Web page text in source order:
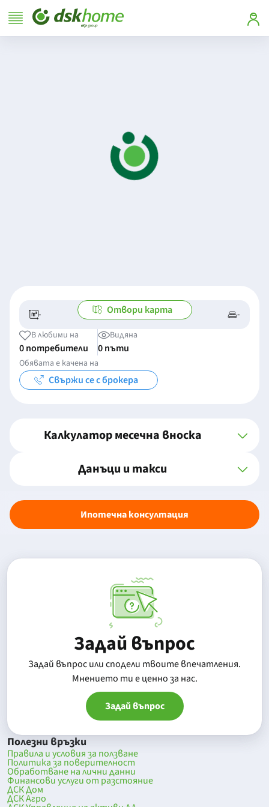
- -/- -
Отвори карта
В любими на
0 потребители
Видяна
0 пъти
Обявата е качена на
Свържи се с брокера
Калкулатор месечна вноска
Данъци и такси
Ипотечна консултация
Задай въпрос
Задай въпрос или сподели твоите впечатления.
Mнението ти е ценно за нас.
Задай въпрос
Полезни връзки
Правила и условия за ползване
Политика за поверителност
Обработване на лични данни
Финансови услуги от разстояние
ДСК Дом
ДСК Агро